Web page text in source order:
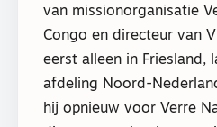
van missionorganisatie
Congo en directeur van
eerst alleen in Friesland,
afdeling Noord-
hij opnieuw voor Verre